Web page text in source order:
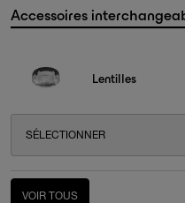
Accessoires
Lentilles
SÉLECTIONNER
VOIR TOUS